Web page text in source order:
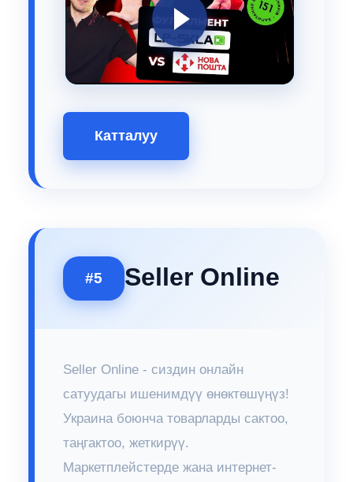
Катталуу
#5 Seller Online
Seller Online - сиздин онлайн
сатуудагы ишенимдүү өнөктөшүңүз!
Украина боюнча товарларды сактоо,
таңгактоо, жеткирүү.
Маркетплейстерде жана интернет-